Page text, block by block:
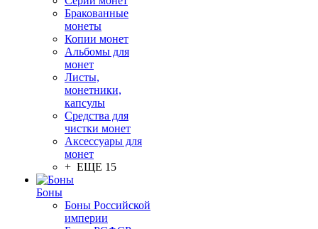
Бракованные
монеты
Копии монет
Альбомы для
монет
Листы,
монетники,
капсулы
Средства для
чистки монет
Аксессуары для
монет
+ ЕЩЕ 15
Боны
Боны Российской
империи